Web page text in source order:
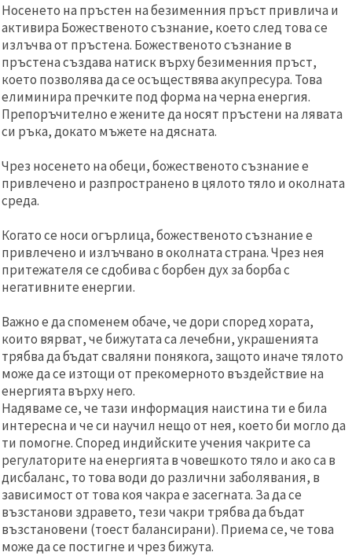
Носенето на пръстен на безименния пръст привлича и
активира Божественото съзнание, което след това се
излъчва от пръстена. Божественото съзнание в
пръстена създава натиск върху безименния пръст,
което позволява да се осъществява акупресура. Това
елиминира пречките под форма на черна енергия.
Препоръчително е жените да носят пръстени на лявата
си ръка, докато мъжете на дясната.
Чрез носенето на обеци, божественото съзнание е
привлечено и разпространено в цялото тяло и околната
среда.
Когато се носи огърлица, божественото съзнание е
привлечено и излъчвано в околната страна. Чрез нея
притежателя се сдобива с борбен дух за борба с
негативните енергии.
Важно е да споменем обаче, че дори според хората,
които вярват, че бижутата са лечебни, украшенията
трябва да бъдат сваляни понякога, защото иначе тялото
може да се изтощи от прекомерното въздействие на
енергията върху него.
Надяваме се, че тази информация наистина ти е била
интересна и че си научил нещо от нея, което би могло да
ти помогне. Според индийските учения чакрите са
регулаторите на енергията в човешкото тяло и ако са в
дисбаланс, то това води до различни заболявания, в
зависимост от това коя чакра е засегната. За да се
възстанови здравето, тези чакри трябва да бъдат
възстановени (тоест балансирани). Приема се, че това
може да се постигне и чрез бижута.